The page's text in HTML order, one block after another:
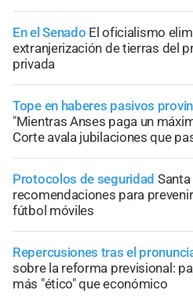
En el Senado El oficialismo
extranjerización de tierras del
privada
Tope en haberes pasivos
"Mientras Anses paga un
Corte avala jubilaciones que
Protocolos de seguridad
recomendaciones para
fútbol móviles
Repercusiones tras el
sobre la reforma previsional:
más "ético" que económico